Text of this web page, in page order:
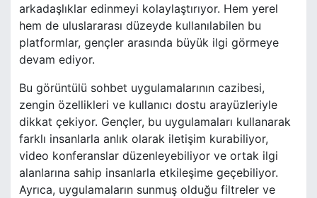
arkadaşlıklar edinmeyi kolaylaştırıyor. Hem yerel
hem de uluslararası düzeyde kullanılabilen bu
platformlar, gençler arasında büyük ilgi görmeye
devam ediyor.
Bu görüntülü sohbet uygulamalarının cazibesi,
zengin özellikleri ve kullanıcı dostu arayüzleriyle
dikkat çekiyor. Gençler, bu uygulamaları kullanarak
farklı insanlarla anlık olarak iletişim kurabiliyor,
video konferanslar düzenleyebiliyor ve ortak ilgi
alanlarına sahip insanlarla etkileşime geçebiliyor.
Ayrıca, uygulamaların sunmuş olduğu filtreler ve